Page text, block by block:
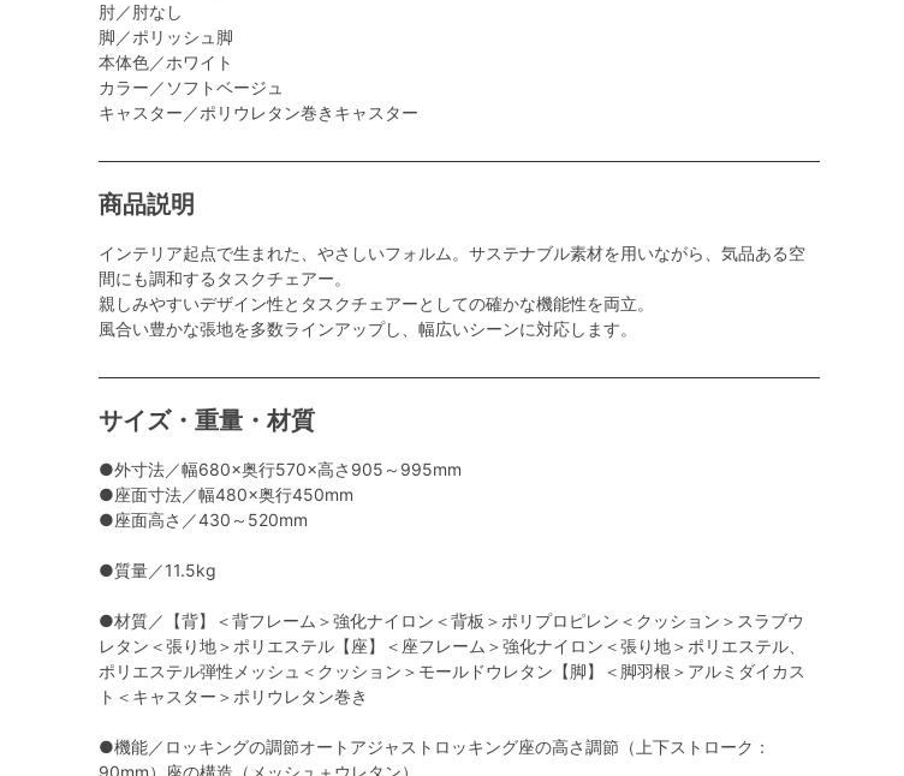
肘／肘なし
脚／ポリッシュ脚
本体色／ホワイト
カラー／ソフトベージュ
キャスター／ポリウレタン巻きキャスター
商品説明
インテリア起点で生まれた、やさしいフォルム。サステナブル素材を用いながら、気品ある空
間にも調和するタスクチェアー。
親しみやすいデザイン性とタスクチェアーとしての確かな機能性を両立。
風合い豊かな張地を多数ラインアップし、幅広いシーンに対応します。
サイズ・重量・材質
●外寸法／幅680×奥行570×高さ905～995mm
●座面寸法／幅480×奥行450mm
●座面高さ／430～520mm
●質量／11.5kg
●材質／【背】＜背フレーム＞強化ナイロン＜背板＞ポリプロピレン＜クッション＞スラブウ
レタン＜張り地＞ポリエステル【座】＜座フレーム＞強化ナイロン＜張り地＞ポリエステル、
ポリエステル弾性メッシュ＜クッション＞モールドウレタン【脚】＜脚羽根＞アルミダイカス
ト＜キャスター＞ポリウレタン巻き
●機能／ロッキングの調節オートアジャストロッキング座の高さ調節（上下ストローク：
90mm）座の構造（メッシュ＋ウレタン）